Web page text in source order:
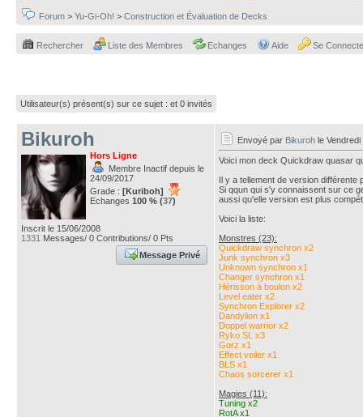
Forum > Yu-Gi-Oh! > Construction et Évaluation de Decks
Rechercher Liste des Membres Echanges Aide Se
Utilisateur(s) présent(s) sur ce sujet : et 0 invités
Bikuroh
Hors Ligne
Membre Inactif depuis le
24/09/2017
Grade : [Kuriboh]
Echanges 100 % (37)
Inscrit le 15/06/2008
1331 Messages/ 0 Contributions/ 0 Pts
Message Privé
Envoyé par Bikuroh le
Voici mon deck Quickdraw quasar
Il y a tellement de version
Si qqun qui s'y connaissent sur ce
aussi qu'elle version est plus
Voici la liste:
Monstres (23):
Quickdraw synchron x2
Junk synchron x3
Unknown synchron x1
Changer synchron x1
Hérisson à boulon x2
Level eater x2
Synchron Explorer x2
Dandylion x1
Doppel warrior x2
Ryko SL x3
Gorz x1
Effect veiler x1
BLS x1
Chaos sorcerer x1
Magies (11):
Tuning x2
RotA x1